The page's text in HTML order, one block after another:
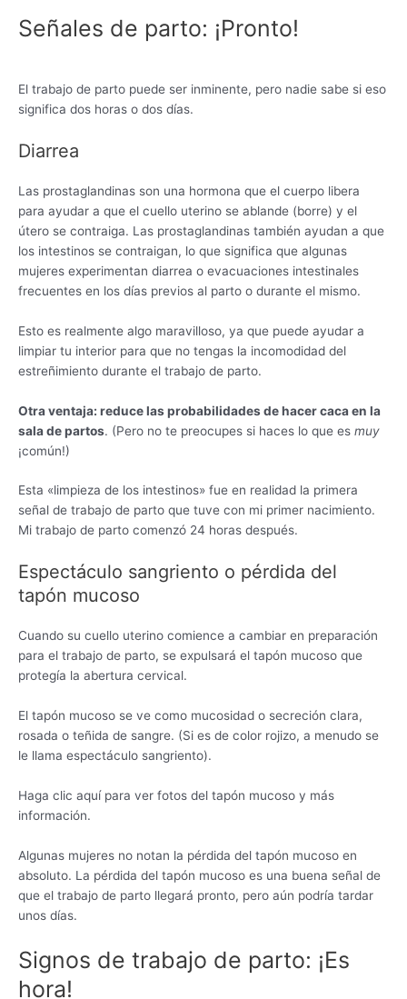
Señales de parto: ¡Pronto!
El trabajo de parto puede ser inminente, pero nadie sabe si eso
significa dos horas o dos días.
Diarrea
Las prostaglandinas son una hormona que el cuerpo libera
para ayudar a que el cuello uterino se ablande (borre) y el
útero se contraiga. Las prostaglandinas también ayudan a que
los intestinos se contraigan, lo que significa que algunas
mujeres experimentan diarrea o evacuaciones intestinales
frecuentes en los días previos al parto o durante el mismo.
Esto es realmente algo maravilloso, ya que puede ayudar a
limpiar tu interior para que no tengas la incomodidad del
estreñimiento durante el trabajo de parto.
Otra ventaja: reduce las probabilidades de hacer caca en la
sala de partos. (Pero no te preocupes si haces lo que es muy
¡común!)
Esta «limpieza de los intestinos» fue en realidad la primera
señal de trabajo de parto que tuve con mi primer nacimiento.
Mi trabajo de parto comenzó 24 horas después.
Espectáculo sangriento o pérdida del
tapón mucoso
Cuando su cuello uterino comience a cambiar en preparación
para el trabajo de parto, se expulsará el tapón mucoso que
protegía la abertura cervical.
El tapón mucoso se ve como mucosidad o secreción clara,
rosada o teñida de sangre. (Si es de color rojizo, a menudo se
le llama espectáculo sangriento).
Haga clic aquí para ver fotos del tapón mucoso y más
información.
Algunas mujeres no notan la pérdida del tapón mucoso en
absoluto. La pérdida del tapón mucoso es una buena señal de
que el trabajo de parto llegará pronto, pero aún podría tardar
unos días.
Signos de trabajo de parto: ¡Es
hora!